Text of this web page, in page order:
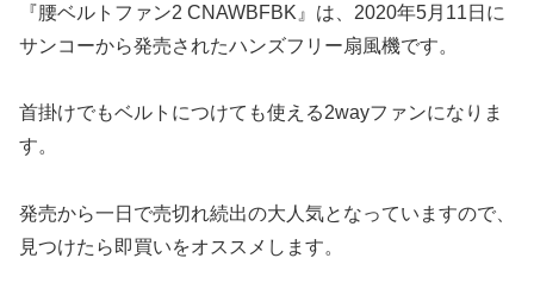
『腰ベルトファン2 CNAWBFBK』は、2020年5月11日に
サンコーから発売されたハンズフリー扇風機です。
首掛けでもベルトにつけても使える2wayファンになりま
す。
発売から一日で売切れ続出の大人気となっていますので、
見つけたら即買いをオススメします。